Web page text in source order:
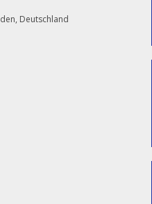
Deutschland